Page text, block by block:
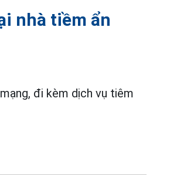
nhà tiềm ẩn
đi kèm dịch vụ tiêm